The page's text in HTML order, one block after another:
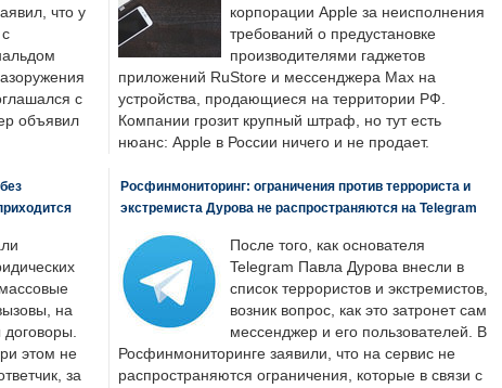
что у
с
объявил
корпорации Apple за неисполнения
требований о предустановке
производителями гаджетов
приложений RuStore и мессенджера Max на
устройства, продающиеся на территории РФ.
Компании грозит крупный штраф, но тут есть
нюанс: Apple в России ничего и не продает.
на
договоры.
этом не
за
Росфинмониторинг: ограничения против террориста и
экстремиста Дурова не распространяются на Telegram
После того, как основателя
Telegram Павла Дурова внесли в
список террористов и экстремистов,
возник вопрос, как это затронет сам
мессенджер и его пользователей. В
Росфинмониторинге заявили, что на сервис не
распространяются ограничения, которые в связи с